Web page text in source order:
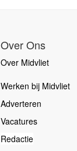
Over Ons
Over Midvliet
Werken bij Midvliet
Adverteren
Vacatures
Redactie